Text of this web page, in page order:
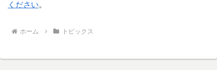
ください。
ホーム トピックス